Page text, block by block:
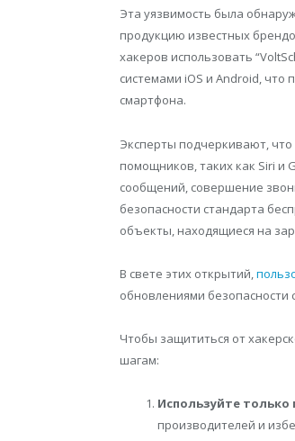
Эта уязвимость была
продукцию известных
хакеров использовать
системами iOS и Android,
смартфона.
Эксперты подчеркивают, что
помощников, таких как Siri и
сообщений, совершение
безопасности стандарта
объекты, находящиеся на
В свете этих открытий,
обновлениями безопасности
Чтобы защититься от
шагам:
Используйте
производителей и